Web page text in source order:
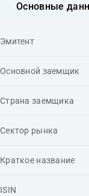
Основные
Эмитент
Основной заемщик
Страна заемщика
Сектор рынка
Краткое название
ISIN